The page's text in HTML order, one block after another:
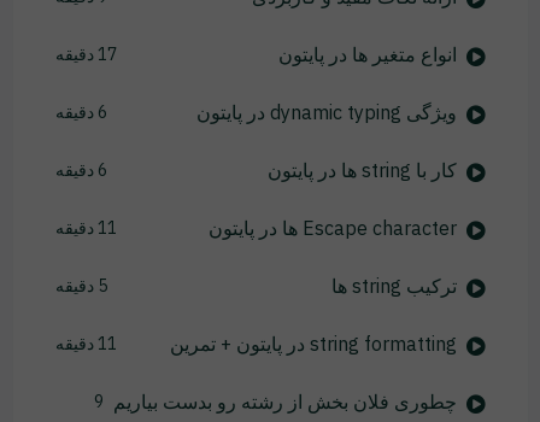
انواع متغیر ها در پایتون 17 دقیقه
ویژگی dynamic typing در پایتون 6 دقیقه
کار با string ها در پایتون 6 دقیقه
Escape character ها در پایتون 11 دقیقه
ترکیب string ها 5 دقیقه
string formatting در پایتون + تمرین 11 دقیقه
چطوری فلان بخش از رشته رو بدست بیاریم 9